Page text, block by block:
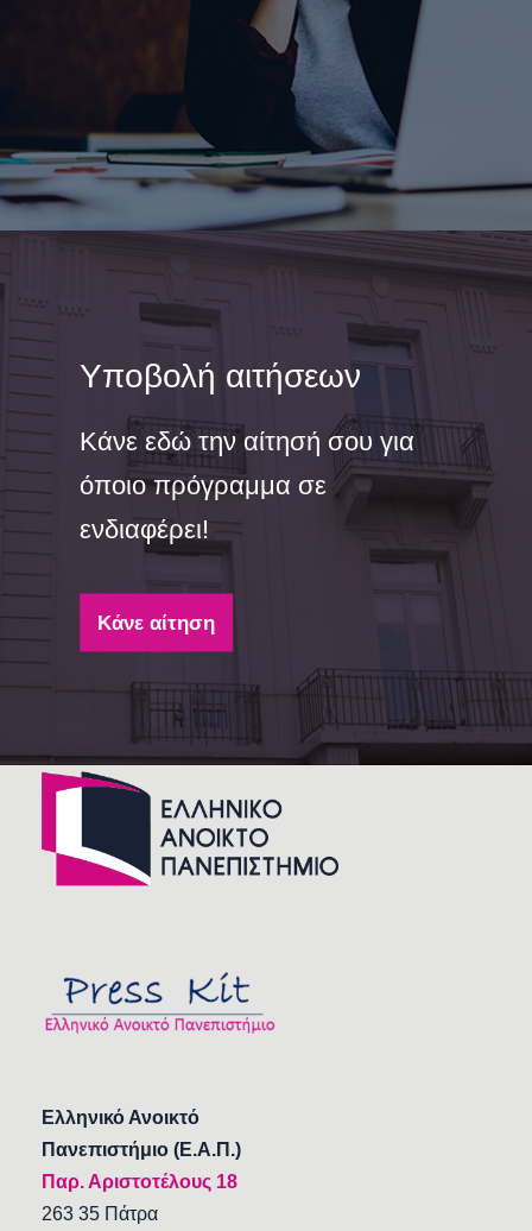
Υποβολή αιτήσεων
Κάνε εδώ την αίτησή σου για
όποιο πρόγραμμα σε
ενδιαφέρει!
Κάνε αίτηση
Ελληνικό Ανοικτό
Πανεπιστήμιο (Ε.Α.Π.)
Παρ. Αριστοτέλους 18
263 35 Πάτρα